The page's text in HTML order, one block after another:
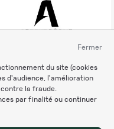
Fermer
du site (cookies
d'audience, l'amélioration
la fraude.
par finalité ou continuer